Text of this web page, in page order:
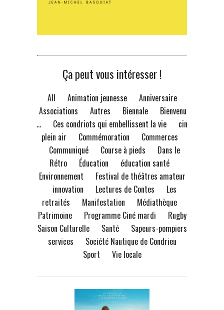
Ça peut vous intéresser !
All Animation jeunesse
Anniversaire
Associations
Autres Biennale
Bienvenue
à...
Ces condriots qui embellissent la vie
ciné
plein air
Commémoration
Commerces
Communiqué
Course à pieds
Dans le
Rétro
Éducation
éducation santé
Environnement
Festival de théâtres amateur
innovation
Lectures de Contes
Les
retraités
Manifestation
Médiathèque
Patrimoine
Programme Ciné mardi
Rugby
Saison Culturelle
Santé
Sapeurs-pompiers
services
Société Nautique de Condrieu
Sport
Vie locale